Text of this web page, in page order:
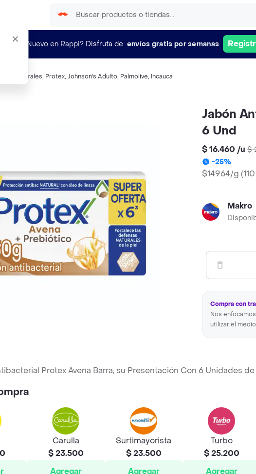
¿Nuevo en Rappi? Disfruta de envíos gratis por semanas
corporales, Protex, Johnson's Adulto, Palmolive, Incauca
Jabón
6 Und
$ 16.460 /u $
-25%
$149.64/g (
Makro
Compra con
Nos
utilizar el
Protex Avena Barra, su Presentación Con 6 Unidades de
Carulla
$ 23.500
Agregar
Surtimayorista
$ 23.500
Agregar
Turbo
$ 25.200
Agregar